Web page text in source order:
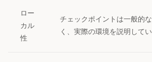
ロー
カル
性
チェックポイントは一般的
く、実際の環境を説明してい